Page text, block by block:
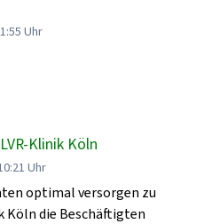
Uhr
Klinik Köln
Uhr
optimal versorgen zu
Köln die Beschäftigten